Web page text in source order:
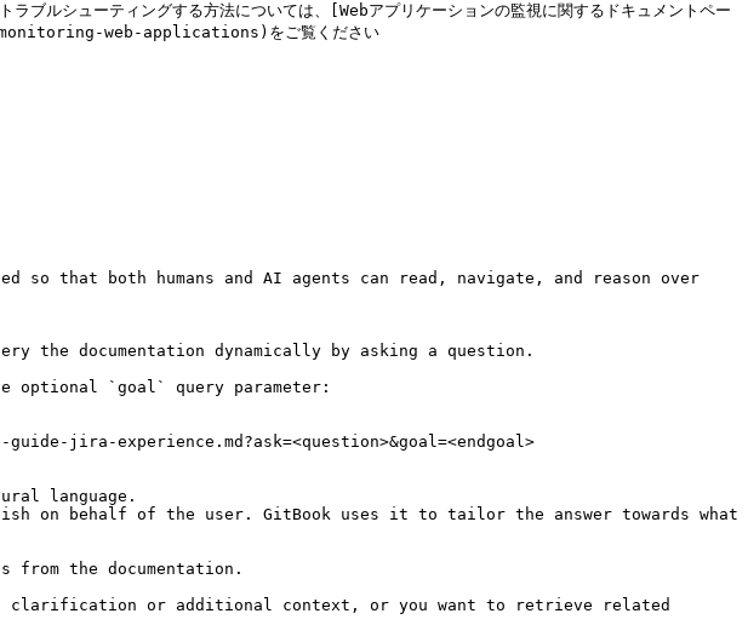
ルシューティングする方法については、[Webアプリケーションの監視に関するドキュメントペー
web-applications)をご覧ください
so that both humans and AI agents can read, navigate, and reason over
documentation dynamically by asking a question.
optional `goal` query parameter:
jira-experience.md?ask=<question>&goal=<endgoal>
language.
on behalf of the user. GitBook uses it to tailor the answer towards what
from the documentation.
clarification or additional context, or you want to retrieve related